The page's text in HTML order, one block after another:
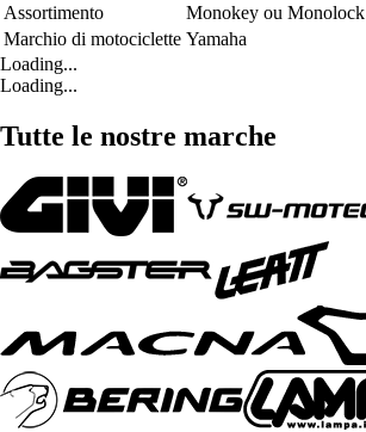
Assortimento
Monokey ou Monolock
Marchio di motociclette Yamaha
Loading...
Loading...
Tutte le nostre marche